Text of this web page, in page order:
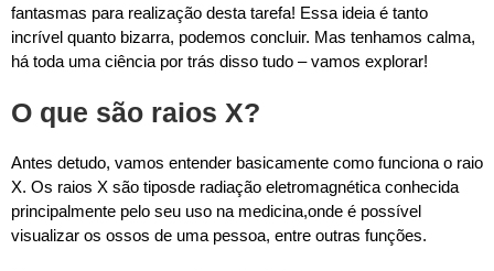
fantasmas para realização desta tarefa! Essa ideia é tanto
incrível quanto bizarra, podemos concluir. Mas tenhamos calma,
há toda uma ciência por trás disso tudo – vamos explorar!
O que são raios X?
Antes detudo, vamos entender basicamente como funciona o raio
X. Os raios X são tiposde radiação eletromagnética conhecida
principalmente pelo seu uso na medicina,onde é possível
visualizar os ossos de uma pessoa, entre outras funções.